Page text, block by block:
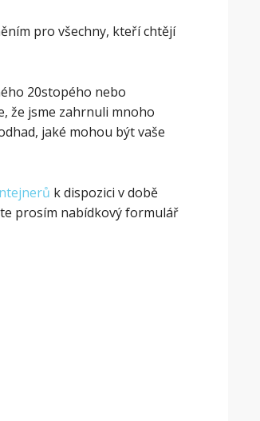
pro všechny, kteří chtějí
20stopého nebo
že jsme zahrnuli mnoho
jaké mohou být vaše
k dispozici v době
prosím nabídkový formulář